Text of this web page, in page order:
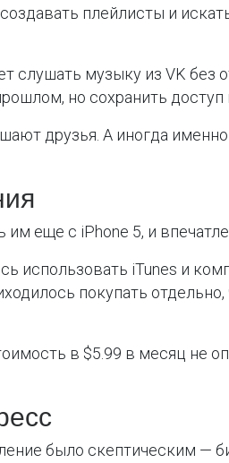
плейлисты и
слушать музыку из VK
но сохранить доступ
друзья. А иногда
еще с iPhone 5, и
использовать iTunes и
покупать
в $5.99 в месяц не
было скептическим —